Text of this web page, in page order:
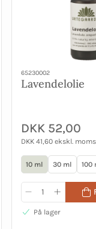
65230002
Lavendelolie
DKK 52,00
DKK 41,60 ekskl. moms
10 ml 30 ml 100
På lager